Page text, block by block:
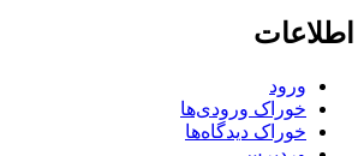
اطلاعات
ورود
خوراک ورودی‌ها
خوراک دیدگاه‌ها